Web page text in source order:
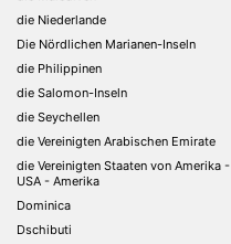
die Niederlande
Die Nördlichen Marianen-Inseln
die Philippinen
die Salomon-Inseln
die Seychellen
die Vereinigten Arabischen Emirate
die Vereinigten Staaten von Amerika -
USA - Amerika
Dominica
Dschibuti